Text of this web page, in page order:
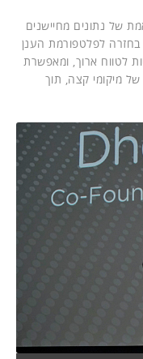
של נתונים מחיישנים
בחזרה לפלטפורמת הענן
לטווח ארוך, ומאפשרת
מיקומי קצה, תוך